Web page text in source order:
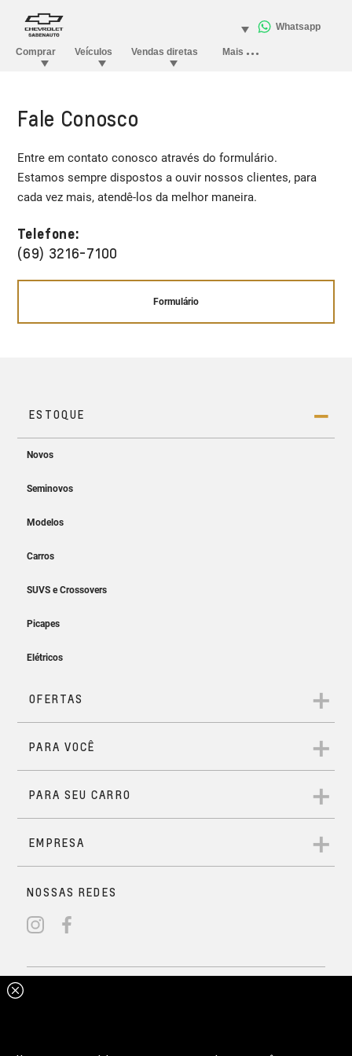
Fale Conosco
Entre em contato conosco através do formulário.
Estamos sempre dispostos a ouvir nossos clientes, para
cada vez mais, atendê-los da melhor maneira.
Telefone:
(69) 3216-7100
Formulário